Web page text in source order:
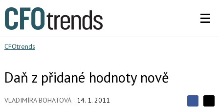
CFOtrends
Daň z přidané hodnoty nově
VLADIMÍRA BOHATOVÁ 14. 1. 2011